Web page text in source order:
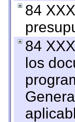
84
84
los